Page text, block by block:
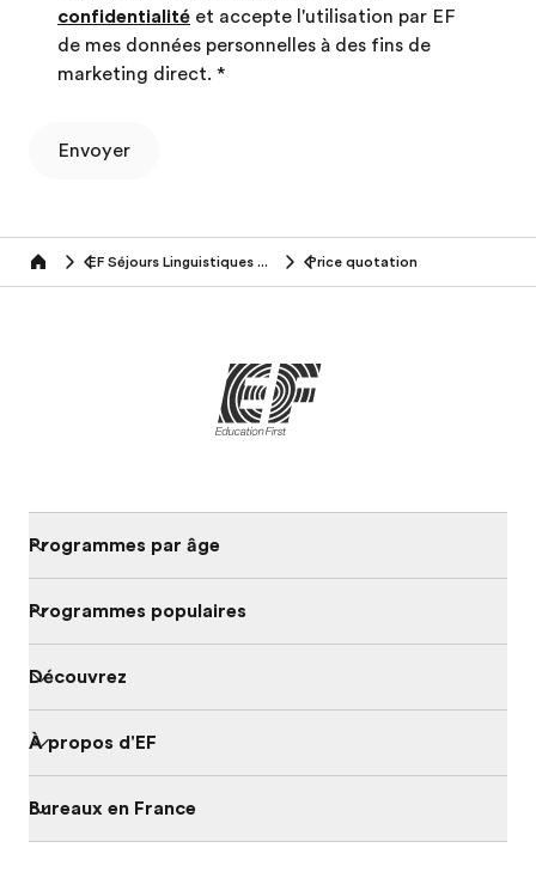
confidentialité et accepte l'utilisation par EF
de mes données personnelles à des fins de
marketing direct. *
Envoyer
Home EF Séjours Linguistiques (16-18 ans) Price quotation
Programmes par âge
Programmes populaires
Découvrez
À propos d'EF
Bureaux en France